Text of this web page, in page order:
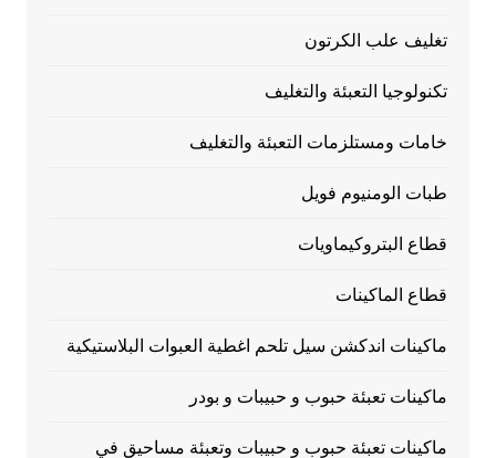
تغليف علب الكرتون
تكنولوجيا التعبئة والتغليف
خامات ومستلزمات التعبئة والتغليف
طبات الومنيوم فويل
قطاع البتروكيماويات
قطاع الماكينات
ماكينات اندكشن سيل تلحم اغطية العبوات البلاستيكية
ماكينات تعبئة حبوب و حبيبات و بودر
ماكينات تعبئة حبوب و حبيبات وتعبئة مساحيق في